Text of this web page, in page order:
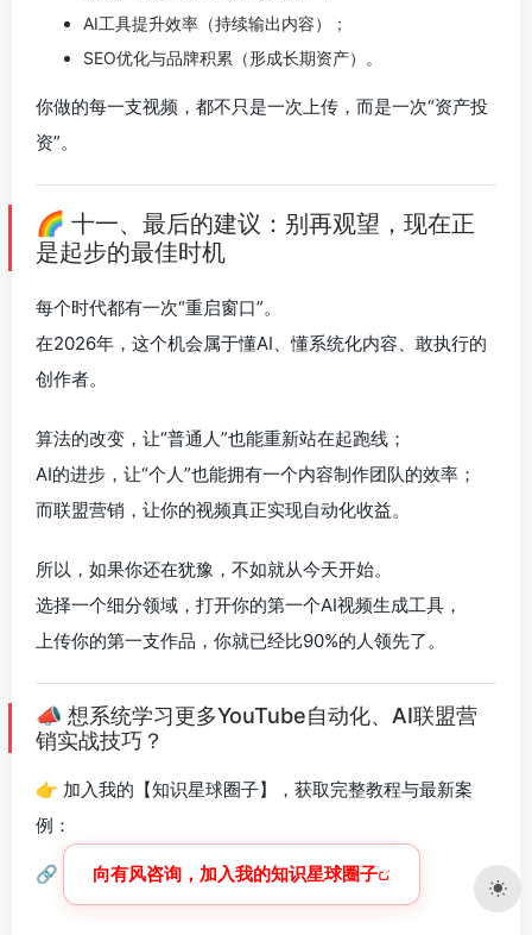
AI工具提升效率（持续输出内容）；
SEO优化与品牌积累（形成长期资产）。
你做的每一支视频，都不只是一次上传，而是一次“资产投
资”。
🌈 十一、最后的建议：别再观望，现在正
是起步的最佳时机
每个时代都有一次“重启窗口”。
在2026年，这个机会属于懂AI、懂系统化内容、敢执行的
创作者。
算法的改变，让“普通人”也能重新站在起跑线；
AI的进步，让“个人”也能拥有一个内容制作团队的效率；
而联盟营销，让你的视频真正实现自动化收益。
所以，如果你还在犹豫，不如就从今天开始。
选择一个细分领域，打开你的第一个AI视频生成工具，
上传你的第一支作品，你就已经比90%的人领先了。
📣 想系统学习更多YouTube自动化、AI联盟营
销实战技巧？
👉 加入我的【知识星球圈子】，获取完整教程与最新案
例：
🔗 向有风咨询，加入我的知识星球圈子